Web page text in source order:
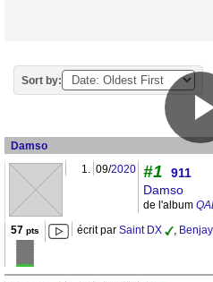
Sort by:
Damso
1. 09/2020 #1
911
Damso
de l'album
57 pts écrit par Saint DX , Benjay